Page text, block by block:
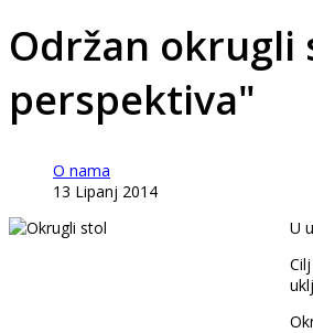
Održan okrugli
perspektiva"
O nama
13 Lipanj 2014
U